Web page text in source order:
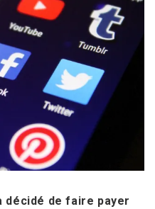
décidé de faire payer